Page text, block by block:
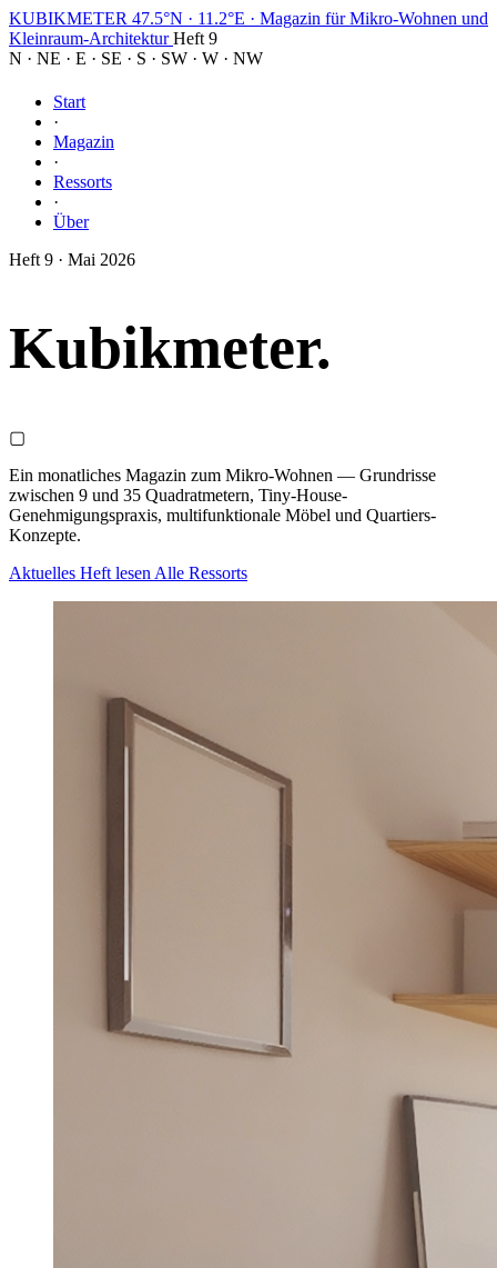
KUBIKMETER 47.5°N · 11.2°E · Magazin für Mikro-Wohnen und
Kleinraum-Architektur Heft 9
N · NE · E · SE · S · SW · W · NW
Start
·
Magazin
·
Ressorts
·
Über
Heft 9 · Mai 2026
Kubikmeter.
▢
Ein monatliches Magazin zum Mikro-Wohnen — Grundrisse
zwischen 9 und 35 Quadratmetern, Tiny-House-
Genehmigungspraxis, multifunktionale Möbel und Quartiers-
Konzepte.
Aktuelles Heft lesen Alle Ressorts